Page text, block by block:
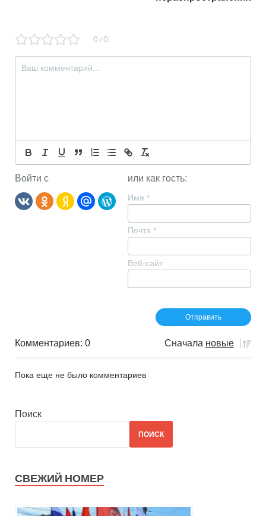
0 / 0
Войти с или как гость:
Имя *
Почта *
Веб-сайт
Комментариев: 0 Сначала новые
Пока еще не было комментариев
Поиск
ПОИСК
СВЕЖИЙ НОМЕР